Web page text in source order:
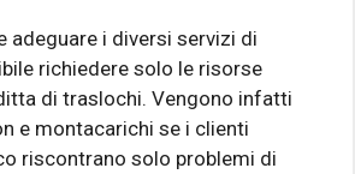
adeguare i diversi servizi di
richiedere solo le risorse
di traslochi. Vengono infatti
e montacarichi se i clienti
riscontrano solo problemi di